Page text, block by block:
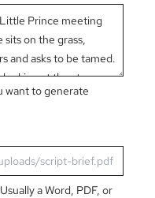
want to generate
a Word, PDF, or